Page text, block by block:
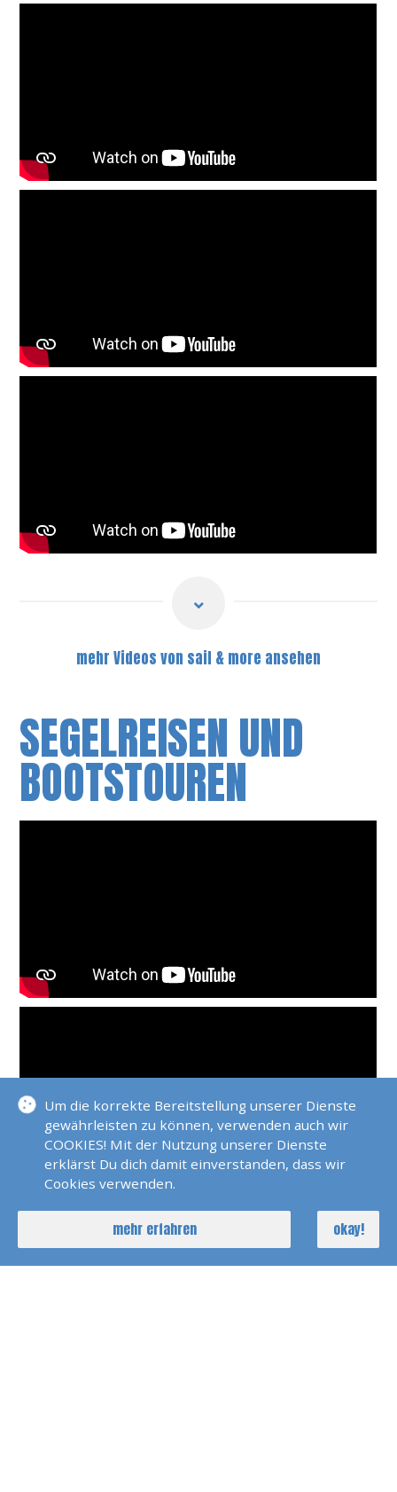
mehr Videos von sail & more ansehen
SEGELREISEN UND
BOOTSTOUREN
Um die korrekte Bereitstellung unserer Dienste
gewährleisten zu können, verwenden auch wir
COOKIES! Mit der Nutzung unserer Dienste
erklärst Du dich damit einverstanden, dass wir
Cookies verwenden.
mehr erfahren okay!